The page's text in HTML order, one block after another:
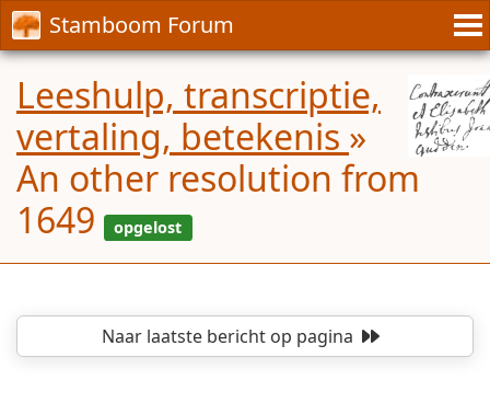
Stamboom Forum
Leeshulp, transcriptie,
vertaling, betekenis »
An other resolution from
1649
Naar laatste berichtop pagina